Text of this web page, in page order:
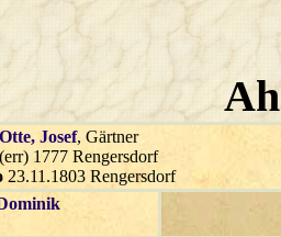
Otte, Josef, Gärtner
1777 Rengersdorf
23.11.1803 Rengersdorf